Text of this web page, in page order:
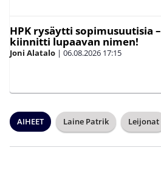
HPK rysäytti sopimusuutisia –
kiinnitti lupaavan nimen!
Joni Alatalo | 06.08.2026 17:15
AIHEET Laine Patrik Leijonat